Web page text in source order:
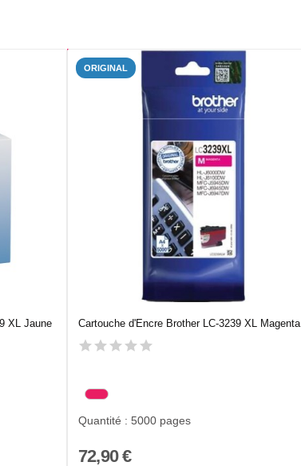
XL Jaune
ORIGINAL
Cartouche d'Encre Brother LC-3239 XL Magenta
Quantité : 5000 pages
72,90 €